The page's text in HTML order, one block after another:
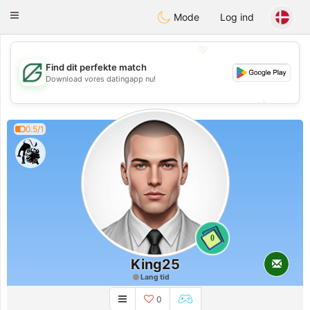
GulfDating
Toggle
Mode Log ind
💖
💕
💕
Find dit perfekte match
Download vores datingapp nu!
0.5/1
0
King25
Lang tid
0